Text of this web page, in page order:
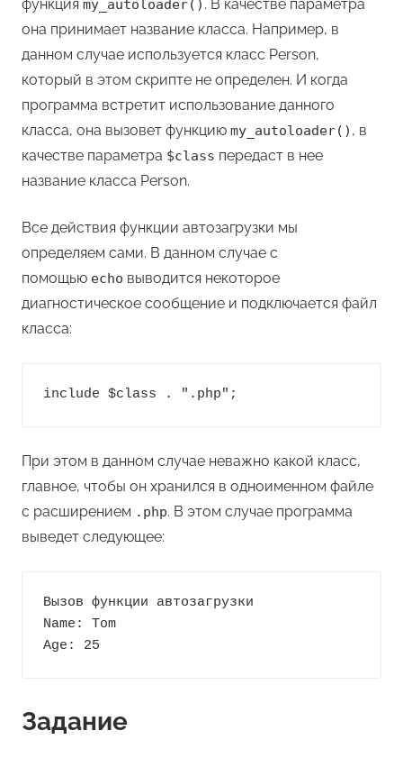
функция my_autoloader() . В качестве параметра
она принимает название класса. Например, в
данном случае используется класс Person,
который в этом скрипте не определен. И когда
программа встретит использование данного
класса, она вызовет функцию my_autoloader() , в
качестве параметра $class передаст в нее
название класса Person.
Все действия функции автозагрузки мы
определяем сами. В данном случае с
помощью echo выводится некоторое
диагностическое сообщение и подключается файл
класса:
include $class . ".php";
При этом в данном случае неважно какой класс,
главное, чтобы он хранился в одноименном файле
с расширением .php. В этом случае программа
выведет следующее:
Вызов функции автозагрузки
Name: Tom
Age: 25
Задание